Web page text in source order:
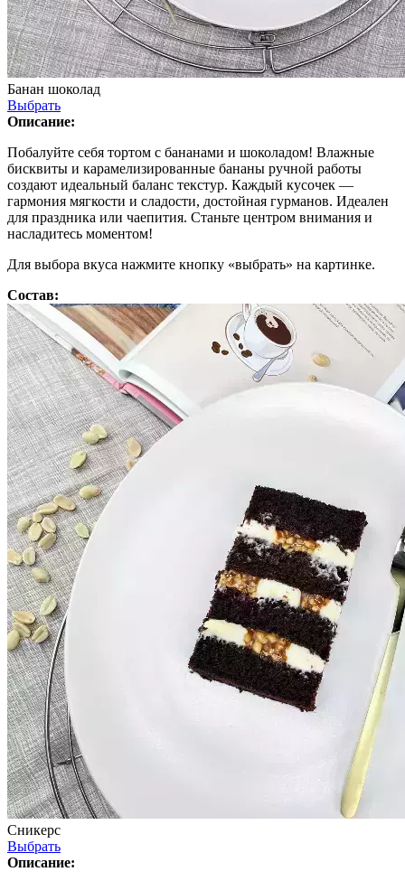
Банан шоколад
Выбрать
Описание:
Побалуйте себя тортом с бананами и шоколадом! Влажные
бисквиты и карамелизированные бананы ручной работы
создают идеальный баланс текстур. Каждый кусочек —
гармония мягкости и сладости, достойная гурманов. Идеален
для праздника или чаепития. Станьте центром внимания и
насладитесь моментом!
Для выбора вкуса нажмите кнопку «выбрать» на картинке.
Состав:
Сникерс
Выбрать
Описание: